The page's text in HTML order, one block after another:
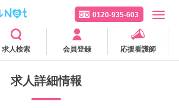
0120-935-603
求人検索 会員登録 応援看護師
求人詳細情報